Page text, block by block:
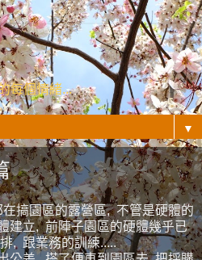
每個情緒...
▼
搞園區的露營區, 不管是硬體的
建立, 前陣子園區的硬體幾乎已
, 跟業務的訓練.....